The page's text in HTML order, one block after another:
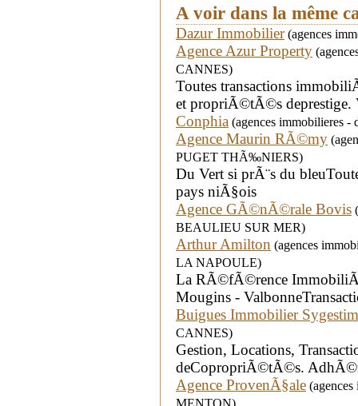
A voir dans la même
Dazur Immobilier(agences
Agence Azur Property
CANNES)
Toutes transactions
et propriÃ©tÃ©s deprestige.
Conphia (agences immobilieres
Agence Maurin RÃ©my
PUGET THÃ‰NIERS)
Du Vert si prÃ¨s du
pays niÃ§ois
Agence GÃ©nÃ©rale Bovis
BEAULIEU SUR MER)
Arthur Amilton (agences
LA NAPOULE)
La RÃ©fÃ©rence
Mougins -
Buigues Immobilier Sygestim
CANNES)
Gestion, Locations,
deCopropriÃ©tÃ©s.
Agence ProvenÃ§ale
MENTON)